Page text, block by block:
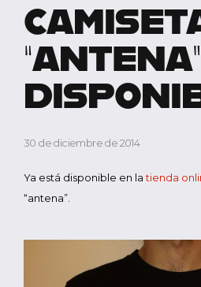
“ANTENA”
30 de diciembre de 2014
Ya está disponible en latienda
“antena”.